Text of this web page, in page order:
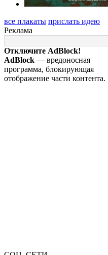
все плакаты прислать идею
Реклама
Отключите AdBlock!
AdBlock — вредоносная
программа, блокирующая
отображение части контента.